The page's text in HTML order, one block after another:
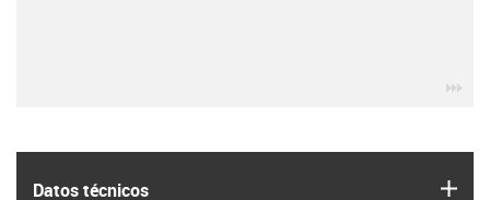
Datos técnicos